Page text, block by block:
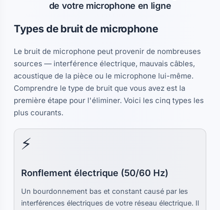
de votre microphone en ligne
Types de bruit de microphone
Le bruit de microphone peut provenir de nombreuses
sources — interférence électrique, mauvais câbles,
acoustique de la pièce ou le microphone lui-même.
Comprendre le type de bruit que vous avez est la
première étape pour l'éliminer. Voici les cinq types les
plus courants.
⚡
Ronflement électrique (50/60 Hz)
Un bourdonnement bas et constant causé par les
interférences électriques de votre réseau électrique. Il